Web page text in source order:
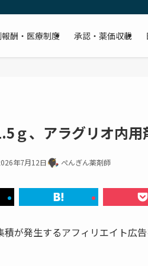
酬・医療制度 承認・薬価収載
ｇ、アラグリオ内用
年7月12日 ぺんぎん薬剤師
が発生するアフィリエイト広